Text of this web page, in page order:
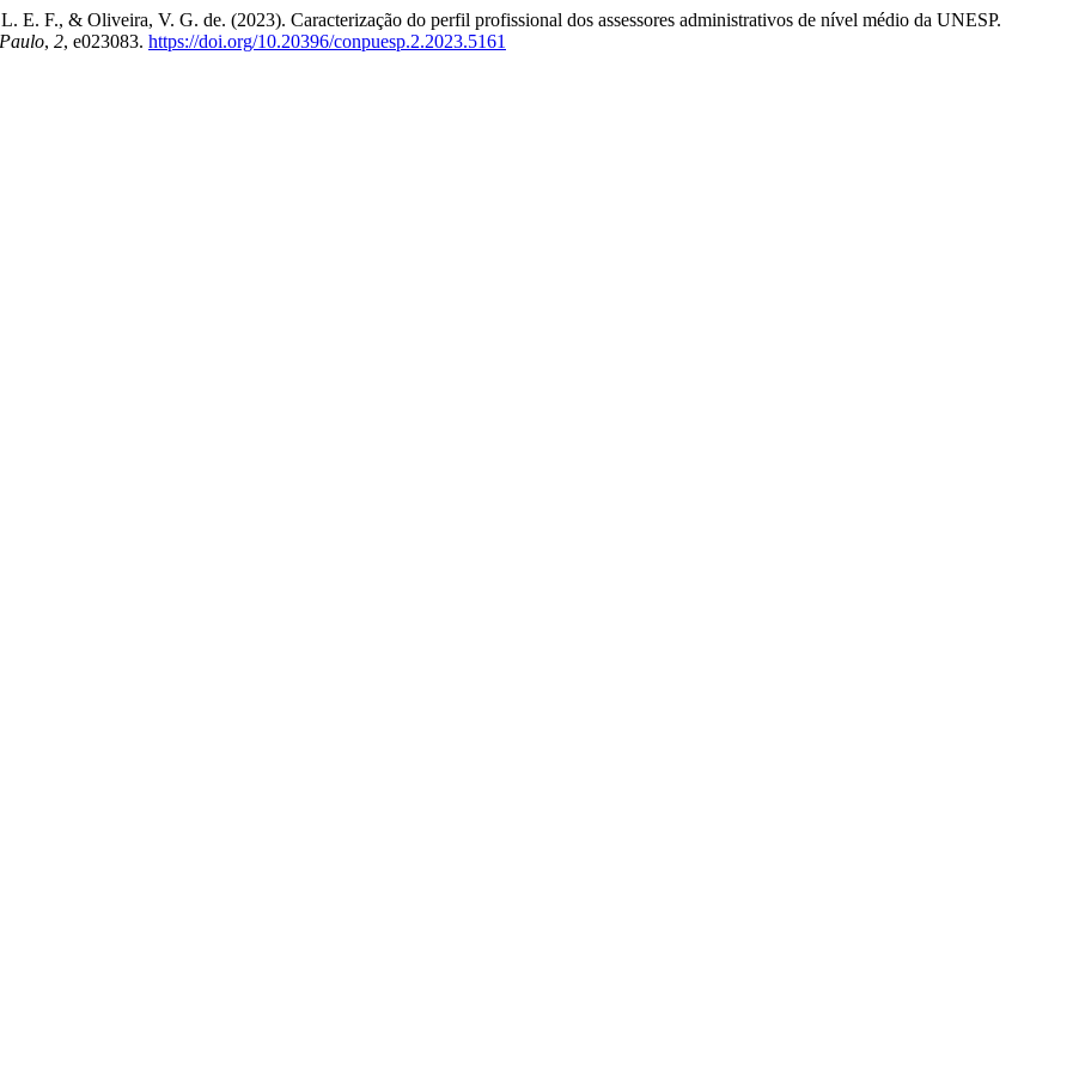
E. F., & Oliveira, V. G. de. (2023). Caracterização do perfil profissional dos assessores administrativos de nível médio da UNESP.
, 2, e023083. https://doi.org/10.20396/conpuesp.2.2023.5161